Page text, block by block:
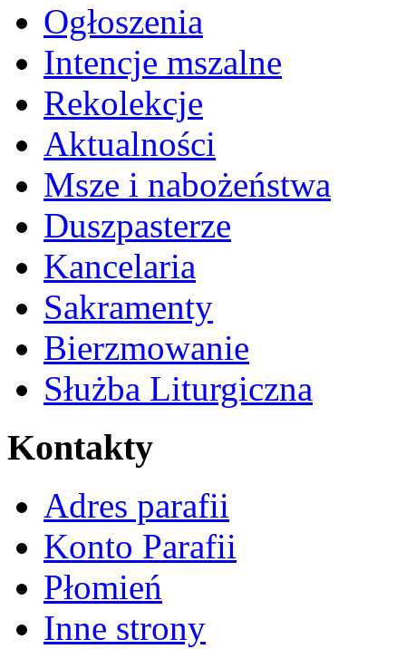
Ogłoszenia
Intencje mszalne
Rekolekcje
Aktualności
Msze i nabożeństwa
Duszpasterze
Kancelaria
Sakramenty
Bierzmowanie
Służba Liturgiczna
Kontakty
Adres parafii
Konto Parafii
Płomień
Inne strony